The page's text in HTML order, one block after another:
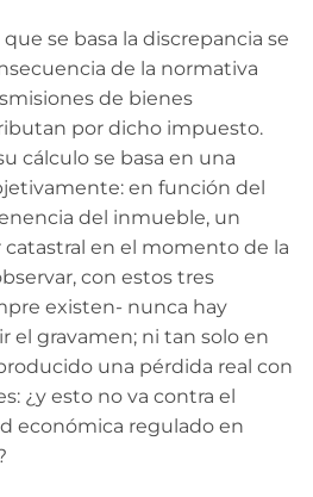
se basa la discrepancia se
de la normativa
de bienes
por dicho impuesto.
cálculo se basa en una
en función del
del inmueble, un
en el momento de la
con estos tres
existen- nunca hay
el gravamen; ni tan solo en
una pérdida real con
¿y esto no va contra el
económica regulado en